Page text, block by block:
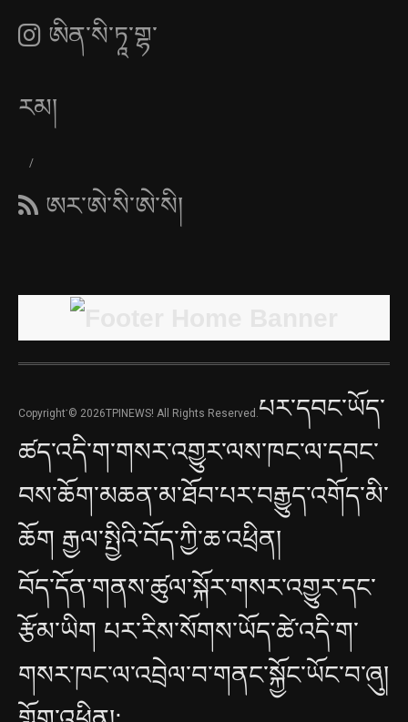
ཨིན་སི་ཏཱ་གྷ་
རམ།
ཨར་ཨེ་སི་ཨེ་སི།
Copyright་© 2026TPINEWS! All Rights Reserved. པར་དབང་ཡོད་
ཚད་འདི་ག་གསར་འགྱུར་ལས་ཁང་ལ་དབང་
བས་ཆོག་མཆན་མ་ཐོབ་པར་བརྒྱུད་འགོད་མི་
ཆོག རྒྱལ་སྤྱིའི་བོད་ཀྱི་ཆ་འཕྲིན།
བོད་དོན་གནས་ཚུལ་སྐོར་གསར་འགྱུར་དང་
རྩོམ་ཡིག པར་རིས་སོགས་ཡོད་ཚེ་འདི་ག་
གསར་ཁང་ལ་འབྲེལ་བ་གནང་སྐྱོང་ཡོང་བ་ཞུ།